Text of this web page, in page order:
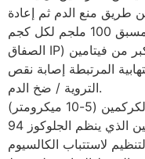
طريق منع الدم ثم إعادة
توصيله بجرعات تحميل مسبق 100 ملجم لكل كجم (حقن داخل
الصفاق IP) للجرذان، مع قوة أكبر من فيتامين E. الكركمين يحسن
المرتبطة إصابة نقص
التروية / ضخ الدم.
فيما يتعلق بآليات ما سبق، يبدو أن الكركمين (5-10 ميكرومتر)
يزيد من تعبير البروتين الذي ينظم الجلوكوز 94 (Grp94) والذي
لاستتباب الكالسيوم